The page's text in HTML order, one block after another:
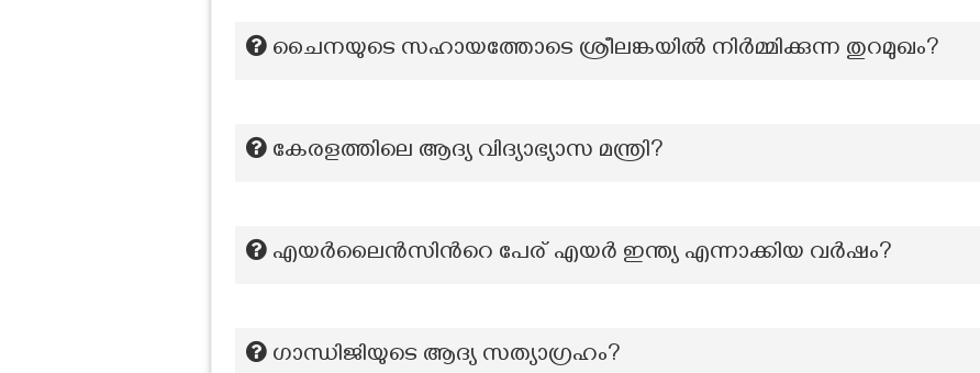
ചൈനയുടെ സഹായത്തോടെ ശ്രീലങ്കയിൽ നിർമ്മിക്കുന്ന തുറമുഖം?
കേരളത്തിലെ ആദ്യ വിദ്യാഭ്യാസ മന്ത്രി?
എയർലൈൻസിന്‍റെ പേര് എയർ ഇന്ത്യ എന്നാക്കിയ വർഷം?
ഗാന്ധിജിയുടെ ആദ്യ സത്യാഗ്രഹം?